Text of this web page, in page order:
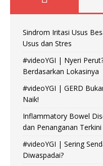
Sindrom Iritasi Usus
Usus dan Stres
#videoYGI | Nyeri
Berdasarkan Lokasinya
#videoYGI | GERD
Naik!
Inflammatory Bowel
dan Penanganan Terkini
#videoYGI | Sering
Diwaspadai?